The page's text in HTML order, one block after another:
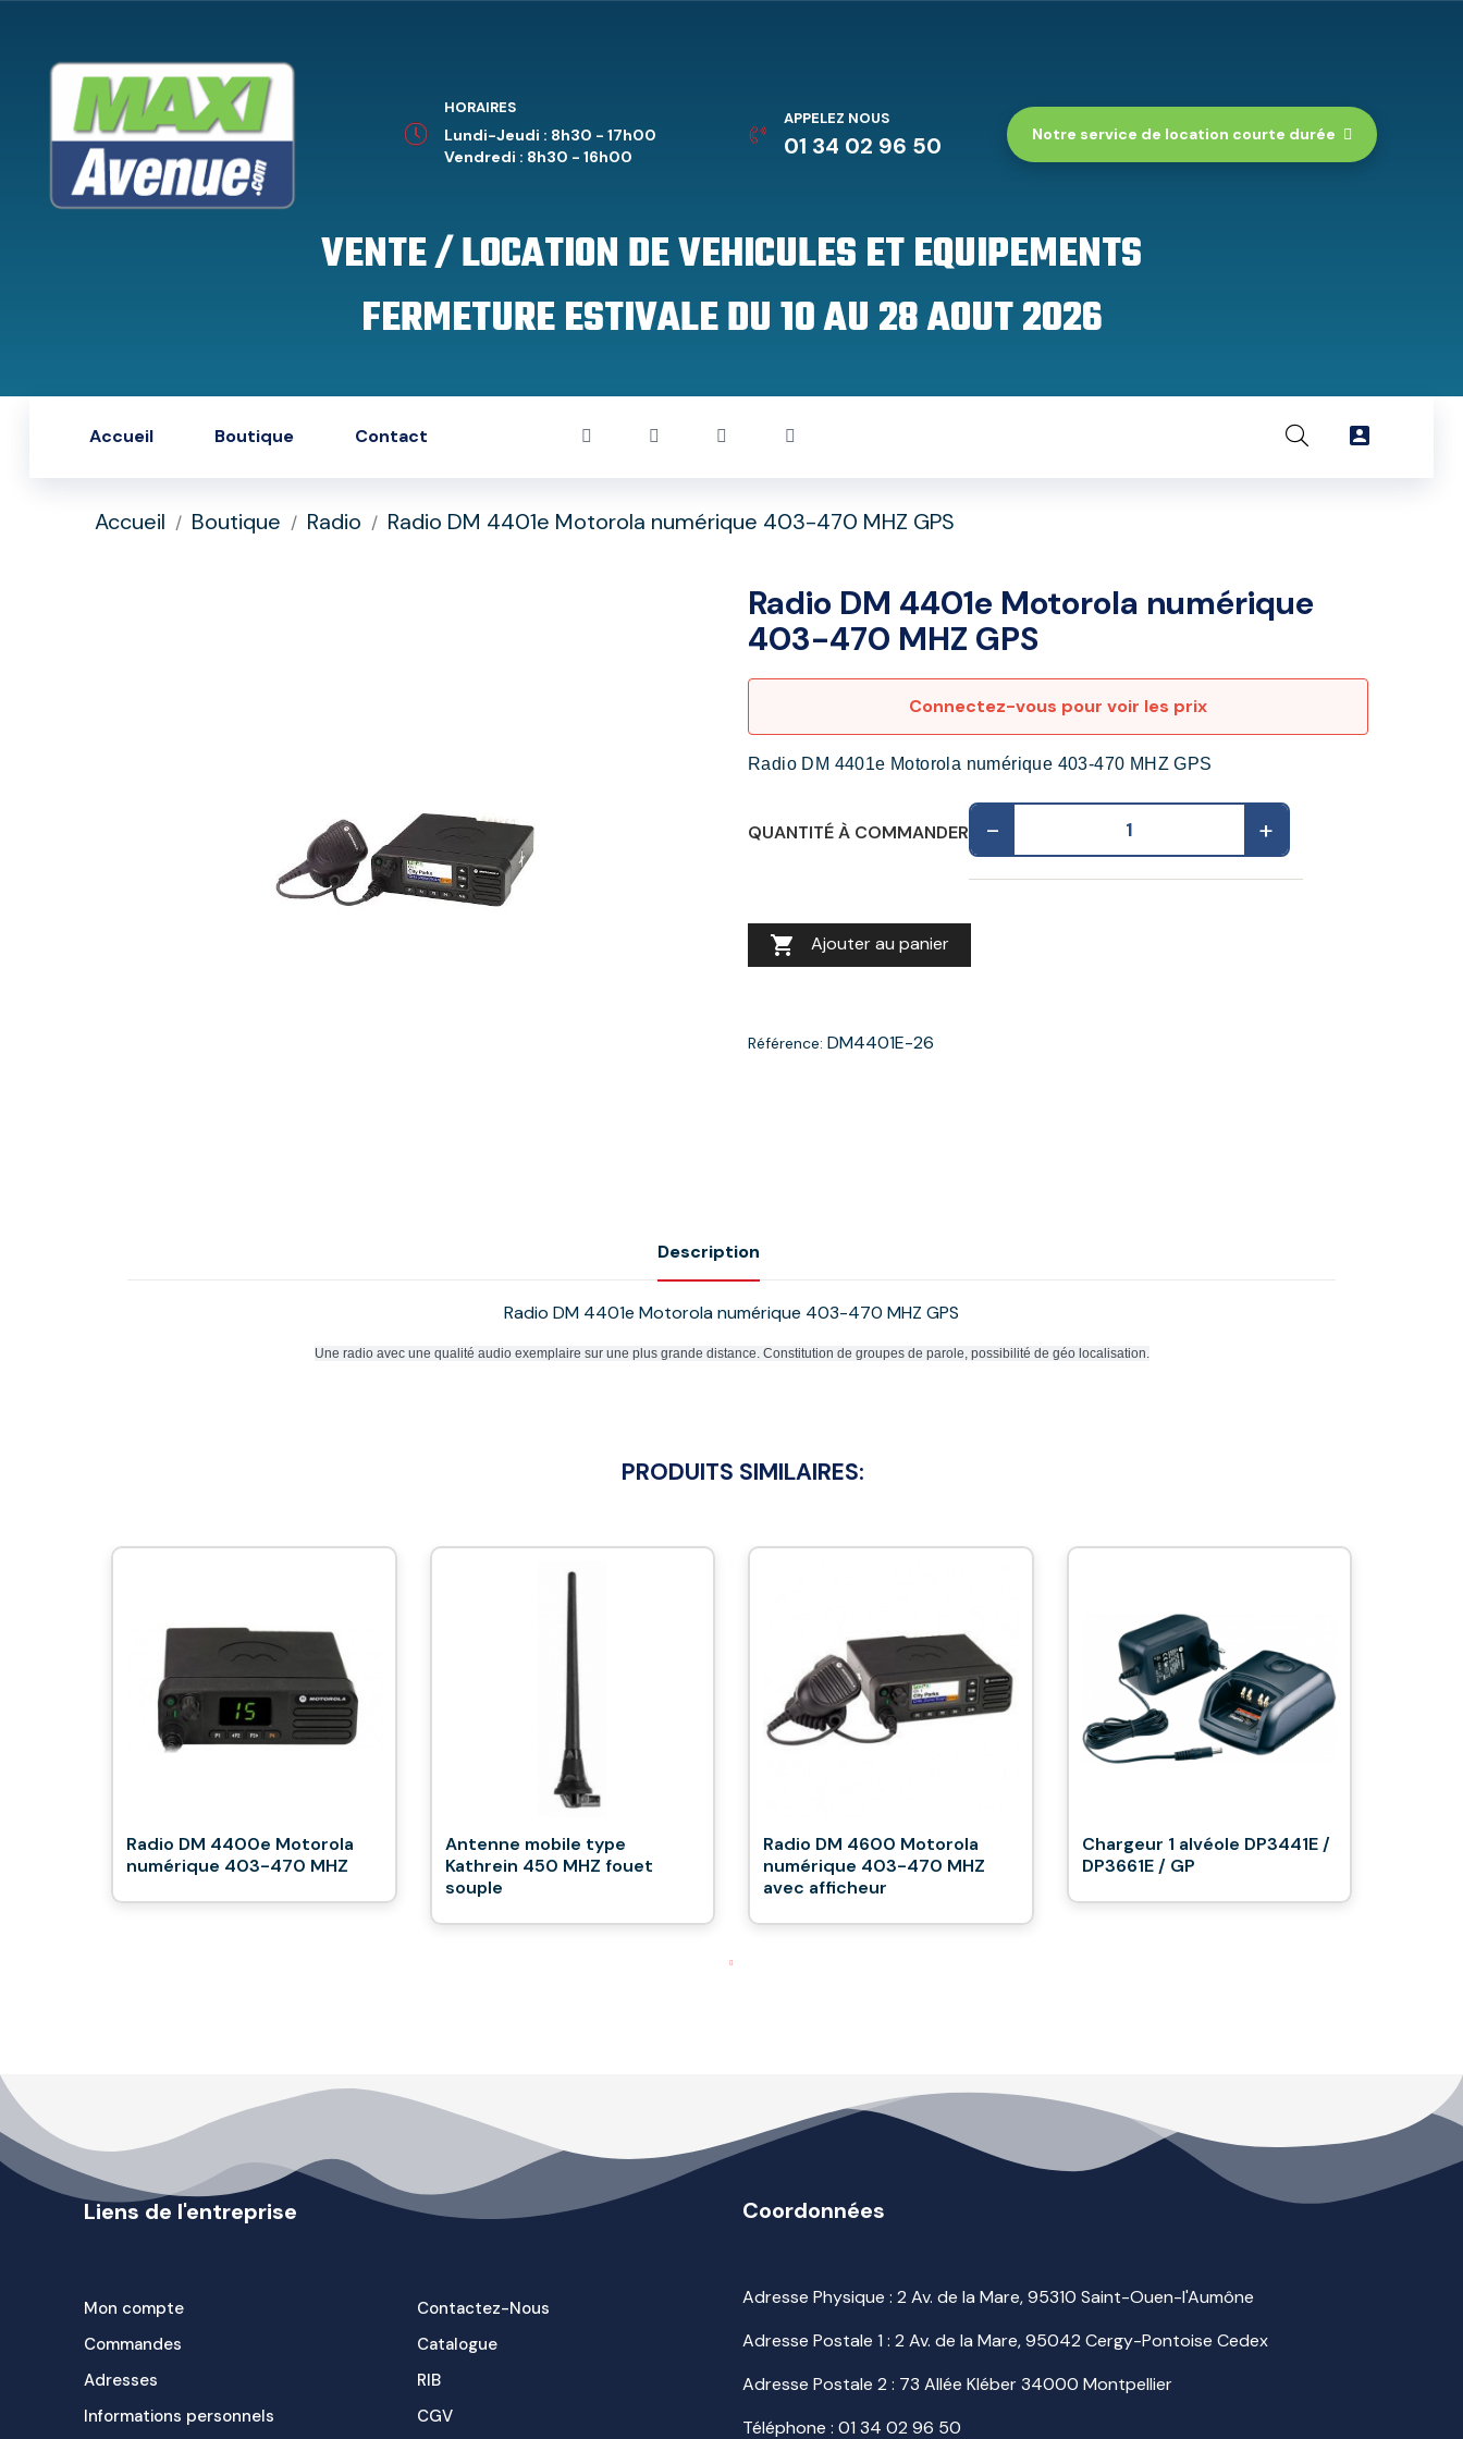
HORAIRES
Lundi-Jeudi : 8h30 - 17h00
Vendredi : 8h30 - 16h00
APPELEZ NOUS
01 34 02 96 50 Notre service de location courte durée
VENTE / LOCATION DE VEHICULES ET EQUIPEMENTS
FERMETURE ESTIVALE DU 10 AU 28 AOUT 2026
Accueil Boutique Contact 
Accueil Boutique Radio Radio DM 4401e Motorola numérique 403-470 MHZ GPS
Radio DM 4401e Motorola numérique
403-470 MHZ GPS
Connectez-vous pour voir les prix
Radio DM 4401e Motorola numérique 403-470 MHZ GPS
QUANTITÉ À COMMANDER - +
 Ajouter au panier
Référence: DM4401E-26
Description
Radio DM 4401e Motorola numérique 403-470 MHZ GPS
Une radio avec une qualité audio exemplaire sur une plus grande distance. Constitution de groupes de parole, possibilité de géo localisation.
PRODUITS SIMILAIRES:
Radio DM 4400e Motorola
numérique 403-470 MHZ
Antenne mobile type
Kathrein 450 MHZ fouet
souple
Radio DM 4600 Motorola
numérique 403-470 MHZ
avec afficheur
Chargeur 1 alvéole DP3441E /
DP3661E / GP
Liens de l'entreprise
Mon compte
Commandes
Adresses
Informations personnels
Contactez-Nous
Catalogue
RIB
CGV
Coordonnées
Adresse Physique : 2 Av. de la Mare, 95310 Saint-Ouen-l'Aumône
Adresse Postale 1 : 2 Av. de la Mare, 95042 Cergy-Pontoise Cedex
Adresse Postale 2 : 73 Allée Kléber 34000 Montpellier
Téléphone : 01 34 02 96 50